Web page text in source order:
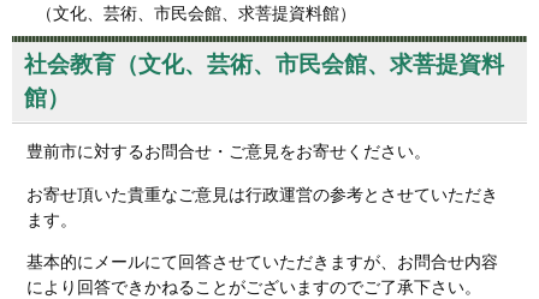
（文化、芸術、市民会館、求菩提資料館）
社会教育（文化、芸術、市民会館、求菩提資料
館）
豊前市に対するお問合せ・ご意見をお寄せください。
お寄せ頂いた貴重なご意見は行政運営の参考とさせていただき
ます。
基本的にメールにて回答させていただきますが、お問合せ内容
により回答できかねることがございますのでご了承下さい。